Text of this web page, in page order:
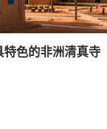
色的非洲清真寺